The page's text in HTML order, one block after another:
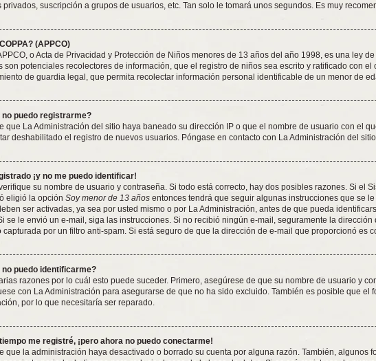
privados, suscripción a grupos de usuarios, etc. Tan solo le tomará unos segundos. Es muy
(APPCO)
o Acta de Privacidad y Protección de Niños menores de 13 años del año 1998, es una ley
son potenciales recolectores de información, que el registro de niños sea escrito y ratificado con
de guardia legal, que permita recolectar información personal identificable de un menor de
no puedo registrarme?
que La Administración del sitio haya baneado su dirección IP o que el nombre de usuario con el
deshabilitado el registro de nuevos usuarios. Póngase en contacto con La Administración del
¡y no me puedo identificar!
su nombre de usuario y contraseña. Si todo está correcto, hay dos posibles razones. Si el
eligió la opción Soy menor de 13 años entonces tendrá que seguir algunas instrucciones que se
ser activadas, ya sea por usted mismo o por La Administración, antes de que pueda
se le envió un e-mail, siga las instrucciones. Si no recibió ningún e-mail, seguramente la
capturada por un filtro anti-spam. Si está seguro de que la dirección de e-mail que proporcionó es
no puedo identificarme?
razones por lo cuál esto puede suceder. Primero, asegúrese de que su nombre de usuario y
con La Administración para asegurarse de que no ha sido excluido. También es posible que
por lo que necesitaría ser reparado.
me registré, ¡pero ahora no puedo conectarme!
que la administración haya desactivado o borrado su cuenta por alguna razón. También,